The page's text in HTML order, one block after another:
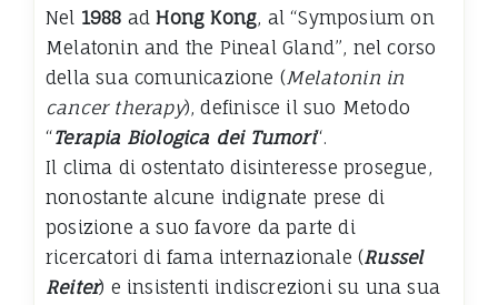
Nel 1988 adHong Kong, al “Symposium on
Melatonin and the Pineal Gland”, nel corso
della sua comunicazione (Melatonin in
cancer therapy), definisce il suo Metodo
“Terapia Biologica dei Tumori“.
Il clima di ostentato disinteresse prosegue,
nonostante alcune indignate prese di
posizione a suo favore da parte di
ricercatori di fama internazionale (Russel
Reiter) e insistenti indiscrezioni su una sua